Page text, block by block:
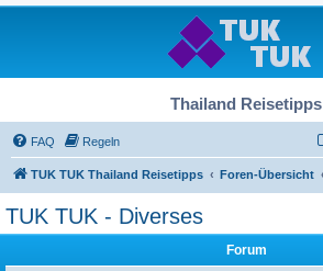
Thailand Reisetipps
FAQ Regeln
TUK TUK Thailand Reisetipps Foren-Übersicht
TUK TUK - Diverses
Forum